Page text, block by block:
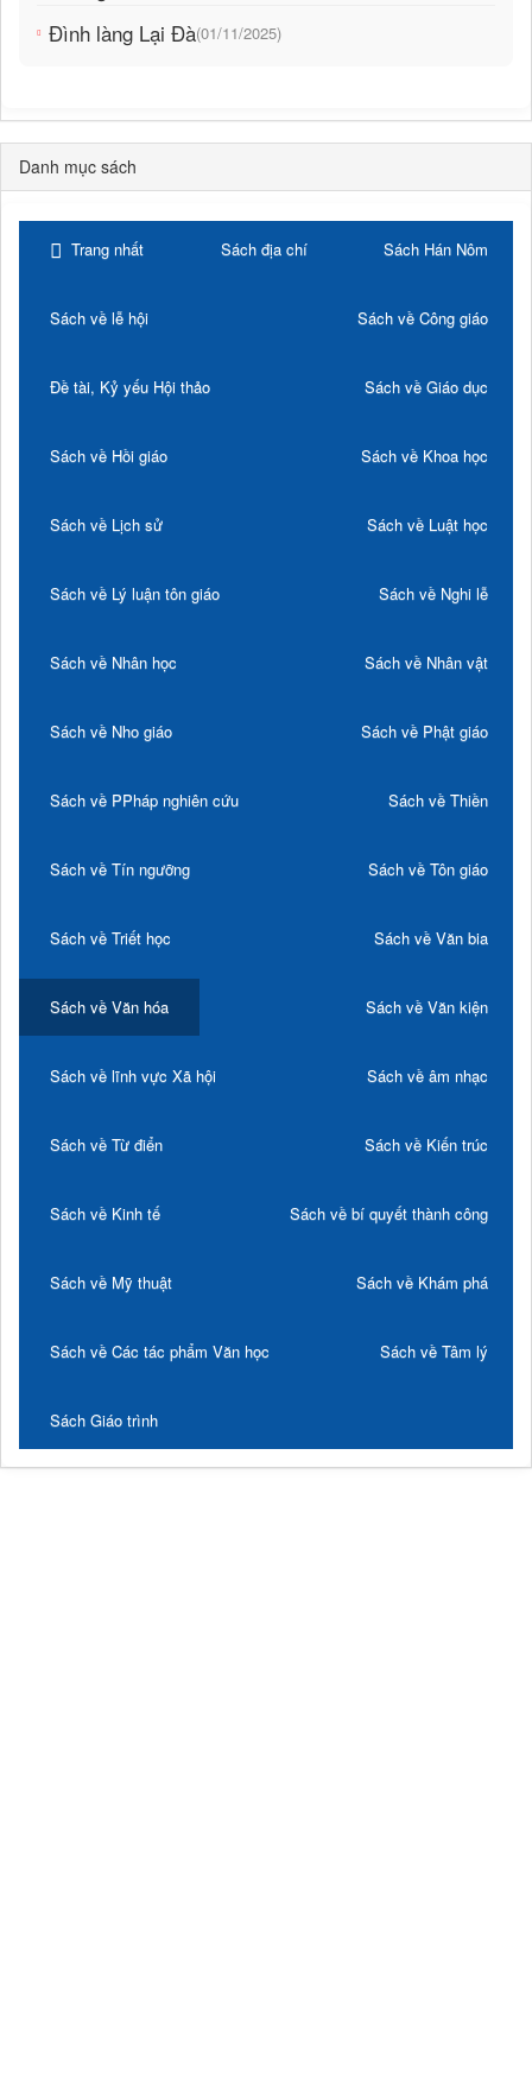
Đình làng Lại Đà(01/11/2025)
Danh mục sách
Trang nhất Sách địa chí Sách Hán Nôm
Sách về lễ hội Sách về Công giáo
Đề tài, Kỷ yếu Hội thảo Sách về Giáo dục
Sách về Hồi giáo Sách về Khoa học
Sách về Lịch sử Sách về Luật học
Sách về Lý luận tôn giáo Sách về Nghi lễ
Sách về Nhân học Sách về Nhân vật
Sách về Nho giáo Sách về Phật giáo
Sách về PPháp nghiên cứu Sách về Thiền
Sách về Tín ngưỡng Sách về Tôn giáo
Sách về Triết học Sách về Văn bia
Sách về Văn hóa Sách về Văn kiện
Sách về lĩnh vực Xã hội Sách về âm nhạc
Sách về Từ điển Sách về Kiến trúc
Sách về Kinh tế Sách về bí quyết thành công
Sách về Mỹ thuật Sách về Khám phá
Sách về Các tác phẩm Văn học Sách về Tâm lý
Sách Giáo trình